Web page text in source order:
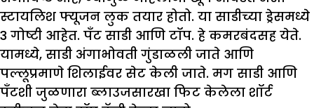
स्टायलिश फ्यूजन लुक तयार होतो. या साडीच्या ड्रेसमध्ये
3 गोष्टी आहेत. पँट साडी आणि टॉप. हे कमरबंदसह येते.
यामध्ये, साडी अंगाभोवती गुंडाळली जाते आणि
पल्लूप्रमाणे शिलाईवर सेट केली जाते. मग साडी आणि
पँटशी जुळणारा ब्लाउजसारखा फिट केलेला शॉर्ट